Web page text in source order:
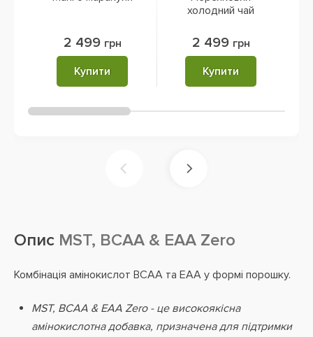
2 499 грн
Купити
холодний чай
2 499 грн
Купити
Опис MST, BCAA & EAA Zero
Комбінація амінокислот BCAA та EAA у формі порошку.
MST, BCAA & EAA Zero - це високоякісна
амінокислотна добавка, призначена для підтримки